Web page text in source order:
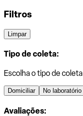
Filtros
Limpar
Tipo de coleta:
Escolha o tipo de coleta
Domiciliar No laboratório
Avaliações: